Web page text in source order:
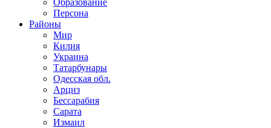
Образование
Персона
Районы
Мир
Килия
Украина
Татарбунары
Одесская обл.
Арциз
Бессарабия
Сарата
Измаил